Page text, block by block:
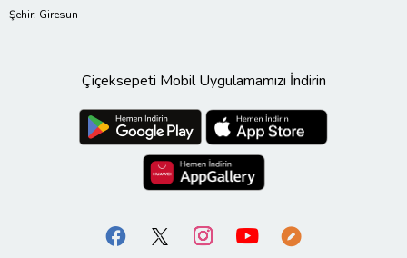
Şehir: Giresun
Çiçeksepeti Mobil Uygulamamızı İndirin